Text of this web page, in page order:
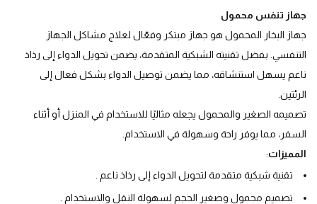
جهاز تنفس محمول
جهاز البخار المحمول هو جهاز مبتكر وفعّال لعلاج مشاكل الجهاز
التنفسي. بفضل تقنيته الشبكية المتقدمة، يضمن تحويل الدواء إلى رذاذ
ناعم يسهل استنشاقه، مما يضمن توصيل الدواء بشكل فعال إلى
الرئتين.
تصميمه الصغير والمحمول يجعله مثاليًا للاستخدام في المنزل أو أثناء
السفر، مما يوفر راحة وسهولة في الاستخدام.
المميزات:
تقنية شبكية متقدمة لتحويل الدواء إلى رذاذ ناعم .
تصميم محمول وصغير الحجم لسهولة النقل والاستخدام .